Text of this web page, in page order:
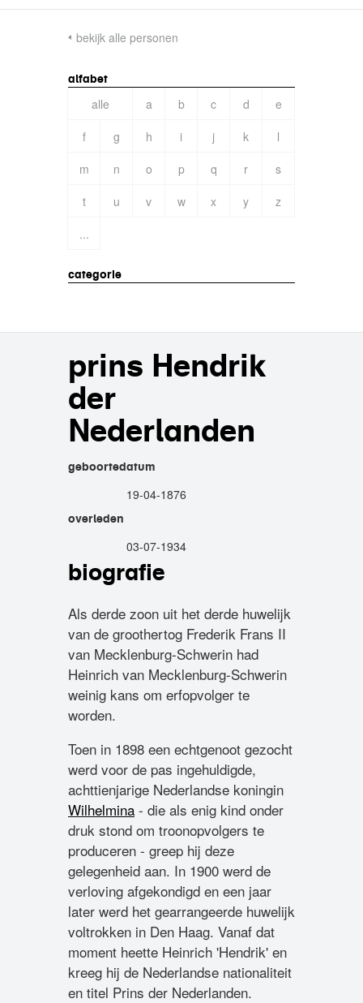
bekijk alle personen
alfabet
alle a b c d
e
f
g h i j k
l
m
n o p q r
s
t
u v w x y
z
...
categorie
prins Hendrik
der
Nederlanden
geboortedatum
19-04-1876
overleden
03-07-1934
biografie
Als derde zoon uit het derde huwelijk
van de groothertog Frederik Frans II
van Mecklenburg-Schwerin had
Heinrich van Mecklenburg-Schwerin
weinig kans om erfopvolger te
worden.
Toen in 1898 een echtgenoot gezocht
werd voor de pas ingehuldigde,
achttienjarige Nederlandse koningin
Wilhelmina - die als enig kind onder
druk stond om troonopvolgers te
produceren - greep hij deze
gelegenheid aan. In 1900 werd de
verloving afgekondigd en een jaar
later werd het gearrangeerde huwelijk
voltrokken in Den Haag. Vanaf dat
moment heette Heinrich 'Hendrik' en
kreeg hij de Nederlandse nationaliteit
en titel Prins der Nederlanden.